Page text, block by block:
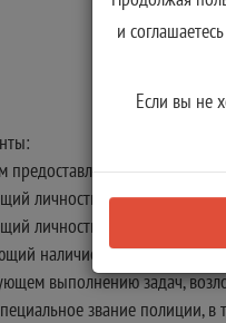
предоставлении
личность заявителя;
личность и полномочия
наличие у участника
выполнению задач,
звание полиции,
и
Если вы не